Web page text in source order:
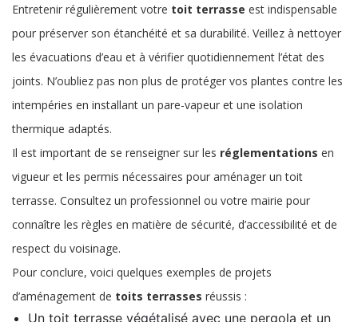
Entretenir régulièrement votre toit terrasse est indispensable
pour préserver son étanchéité et sa durabilité. Veillez à nettoyer
les évacuations d’eau et à vérifier quotidiennement l’état des
joints. N’oubliez pas non plus de protéger vos plantes contre les
intempéries en installant un pare-vapeur et une isolation
thermique adaptés.
Il est important de se renseigner sur les réglementations en
vigueur et les permis nécessaires pour aménager un toit
terrasse. Consultez un professionnel ou votre mairie pour
connaître les règles en matière de sécurité, d’accessibilité et de
respect du voisinage.
Pour conclure, voici quelques exemples de projets
d’aménagement de toits terrasses réussis :
Un toit terrasse végétalisé avec une pergola et un